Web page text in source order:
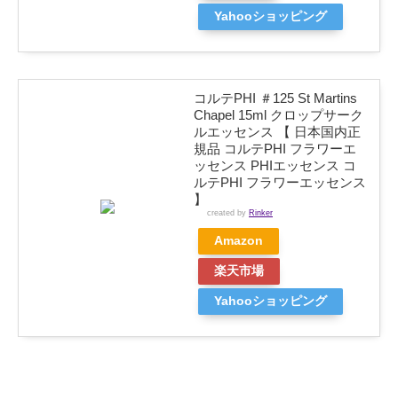
Yahooショッピング
コルテPHI ＃125 St Martins
Chapel 15ml クロップサーク
ルエッセンス 【 日本国内正
規品 コルテPHI フラワーエ
ッセンス PHIエッセンス コ
ルテPHI フラワーエッセンス
】
created by Rinker
Amazon
楽天市場
Yahooショッピング